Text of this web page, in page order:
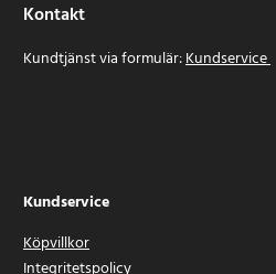
Kontakt
Kundtjänst via formulär:Kundservice
Kundservice
Köpvillkor